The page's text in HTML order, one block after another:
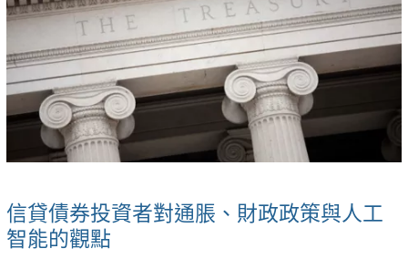
信貸債券投資者對通脹、財政政策與人工
智能的觀點